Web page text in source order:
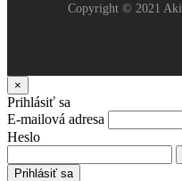
Copyright © 2021
×
Prihlásiť sa
E-mailová adresa
Heslo
Prihlásiť sa